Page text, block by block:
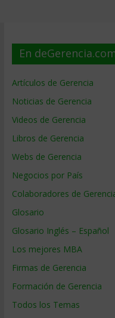
En
Artículos de Gerencia
Noticias de Gerencia
Videos de Gerencia
Libros de Gerencia
Webs de Gerencia
Negocios por País
Colaboradores de
Glosario
Glosario Inglés – Español
Los mejores MBA
Firmas de Gerencia
Formación de Gerencia
Todos los Temas